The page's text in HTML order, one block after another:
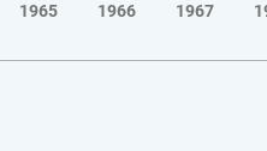
1965 1966 1967